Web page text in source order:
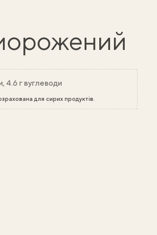
4.6 г вуглеводи
для сирих продуктів.